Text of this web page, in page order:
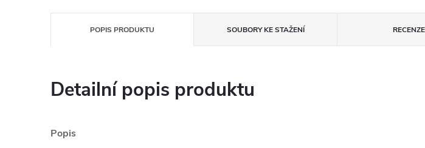
POPIS PRODUKTU SOUBORY KE STAŽENÍ RECENZE
Detailní popis produktu
Popis